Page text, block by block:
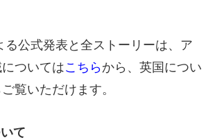
る公式発表と全ストーリーは、ア
ついてはこちらから、英国につい
覧いただけます。
て